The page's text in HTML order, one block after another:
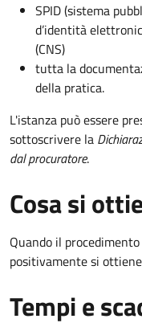
SPID (sistema
d’identità
(CNS)
tutta la
della pratica.
L'istanza può essere
sottoscrivere la
dal procuratore.
Cosa si
Quando il
positivamente si
Tempi e